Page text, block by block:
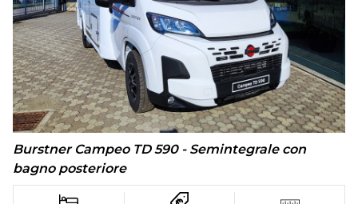
Burstner Campeo TD 590 - Semintegrale con
bagno posteriore